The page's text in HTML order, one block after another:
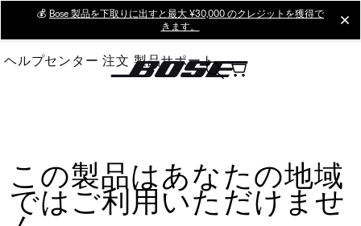
Main
💰 Bose 製品を下取りに出すと最大 ¥30,000 のクレジットを獲得で
きます。
ヘルプセンター 注文 製品サポート
この製品はあなたの地域
ではご利用いただけませ